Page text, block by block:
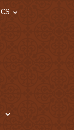
CS